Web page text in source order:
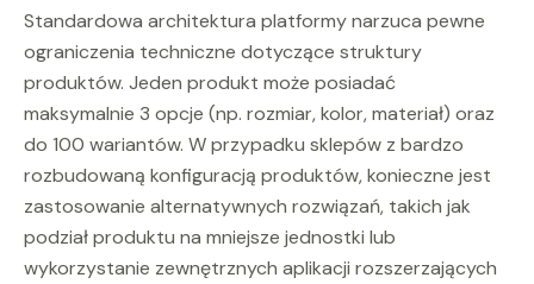
Standardowa architektura platformy narzuca pewne
ograniczenia techniczne dotyczące struktury
produktów. Jeden produkt może posiadać
maksymalnie 3 opcje (np. rozmiar, kolor, materiał) oraz
do 100 wariantów. W przypadku sklepów z bardzo
rozbudowaną konfiguracją produktów, konieczne jest
zastosowanie alternatywnych rozwiązań, takich jak
podział produktu na mniejsze jednostki lub
wykorzystanie zewnętrznych aplikacji rozszerzających